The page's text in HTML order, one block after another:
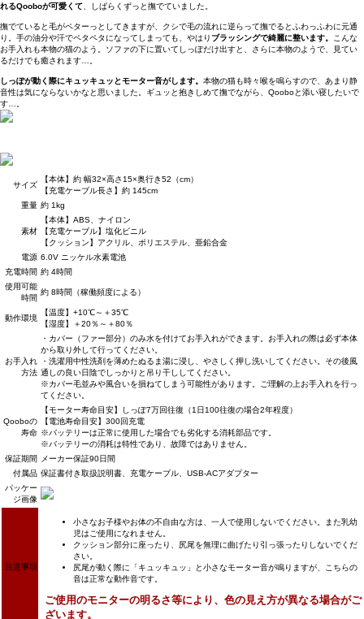
れるQooboが可愛くて 、しばらくずっと撫でていました。
撫でていると毛がペターっとしてきますが、クシで毛の流れに逆らって撫でるとふわっふわに元通
り。手の油分や汗でペタペタになってしまっても、やはり ブラッシングで綺麗に整います。
こんな
お手入れも本物の猫のよう。ソファの下に置いてしっぽだけ出すと、さらに本物のようで、見てい
るだけでも癒されます…。
しっぽが動く際にキュッキュッとモーター音がします。 本物の猫も時々喉を鳴らすので、あまり静
音性は気にならないかなと思いました。ギュッと抱きしめて撫でながら、Qooboと添い寝したいで
す…。
サイズ
【本体】約 幅32×高さ15×奥行き52（cm）
【充電ケーブル長さ】約 145cm
重量 約 1kg
素材
【本体】ABS、ナイロン
【充電ケーブル】塩化ビニル
【クッション】アクリル、ポリエステル、亜鉛合金
電源 6.0V ニッケル水素電池
充電時間 約 4時間
使用可能
時間
約 8時間（稼働頻度による）
動作環境
【温度】+10℃～＋35℃
【湿度】＋20％～＋80％
お手入れ
方法
・カバー（ファー部分）のみ水を付けてお手入れができます。お手入れの際は必ず本体
から取り外して行ってください。
・洗濯用中性洗剤を薄めたぬるま湯に浸し、やさしく押し洗いしてください。その後風
通しの良い日陰でしっかりと吊り干ししてください。
※カバー毛並みや風合いを損ねてしまう可能性があります。ご理解の上お手入れを行っ
てください。
Qooboの
寿命
【モーター寿命目安】しっぽ7万回往復（1日100往復の場合2年程度）
【電池寿命目安】300回充電
※バッテリーは正常に使用した場合でも劣化する消耗部品です。
※バッテリーの消耗は特性であり、故障ではありません。
保証期間
メーカー保証90日間
付属品 保証書付き取扱説明書、充電ケーブル、USB-ACアダプター
パッケー
ジ画像
注意事項
小さなお子様やお体の不自由な方は、一人で使用しないでください。また乳幼
児はご使用になれません。
クッション部分に座ったり、尻尾を無理に曲げたり引っ張ったりしないでくだ
さい。
尻尾が動く際に「キュッキュッ」と小さなモーター音が鳴りますが、こちらの
音は正常な動作音です。
ご使用のモニターの明るさ等により、色の見え方が異なる場合がご
ざいます。